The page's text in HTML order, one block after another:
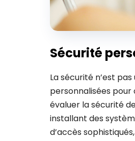
Sécurité
La sécurité n’est
personnalisées
évaluer la sécurité
installant des
d’accès